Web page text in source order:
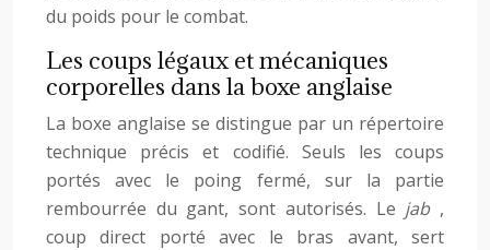
du poids pour le combat.
Les coups légaux et mécaniques
corporelles dans la boxe anglaise
La boxe anglaise se distingue par un répertoire
technique précis et codifié. Seuls les coups
portés avec le poing fermé, sur la partie
rembourrée du gant, sont autorisés. Le jab ,
coup direct porté avec le bras avant, sert